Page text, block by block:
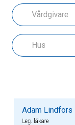
Adam Lindfors
Leg. läkare